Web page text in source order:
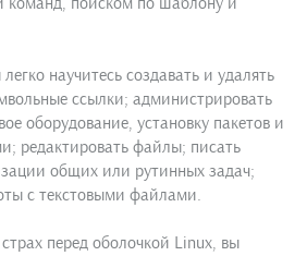
научитесь создавать и удалять
ссылки; администрировать
оборудование, установку пакетов и
редактировать файлы; писать
общих или рутинных задач;
с текстовыми файлами.
перед оболочкой Linux, вы